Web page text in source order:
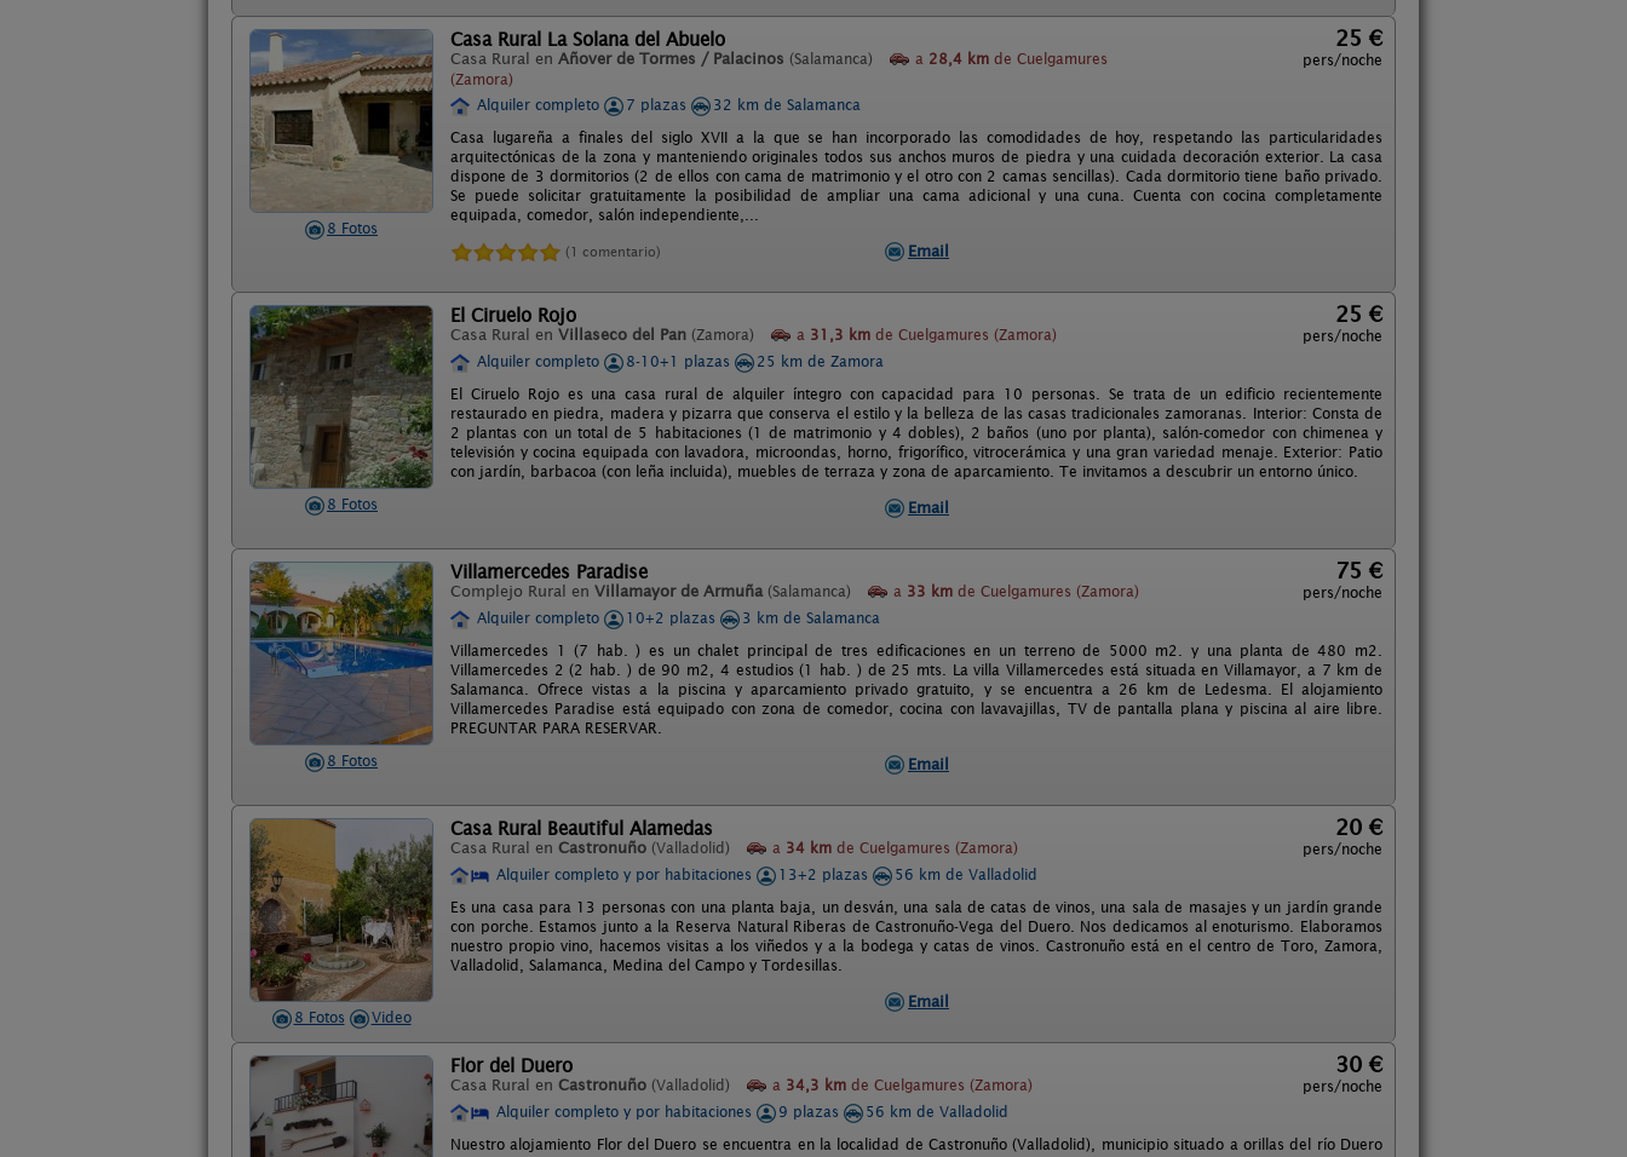
8 Fotos
Casa Rural La Solana del Abuelo
Casa Rural en Añover de Tormes / Palacinos (Salamanca) a 28,4 km de Cuelgamures
(Zamora)
25 €
pers/noche
Alquiler completo 7 plazas
32 km de Salamanca
Casa lugareña a finales del siglo XVII a la que se han incorporado las comodidades de hoy, respetando las particularidades
arquitectónicas de la zona y manteniendo originales todos sus anchos muros de piedra y una cuidada decoración exterior. La casa
dispone de 3 dormitorios (2 de ellos con cama de matrimonio y el otro con 2 camas sencillas). Cada dormitorio tiene baño privado.
Se puede solicitar gratuitamente la posibilidad de ampliar una cama adicional y una cuna. Cuenta con cocina completamente
equipada, comedor, salón independiente,...
(1 comentario) Email
8 Fotos
El Ciruelo Rojo
Casa Rural en Villaseco del Pan (Zamora) a 31,3 km de Cuelgamures (Zamora)
25 €
pers/noche
Alquiler completo
8-10+1 plazas
25 km de Zamora
El Ciruelo Rojo es una casa rural de alquiler íntegro con capacidad para 10 personas. Se trata de un edificio recientemente
restaurado en piedra, madera y pizarra que conserva el estilo y la belleza de las casas tradicionales zamoranas. Interior: Consta de
2 plantas con un total de 5 habitaciones (1 de matrimonio y 4 dobles), 2 baños (uno por planta), salón-comedor con chimenea y
televisión y cocina equipada con lavadora, microondas, horno, frigorífico, vitrocerámica y una gran variedad menaje. Exterior: Patio
con jardín, barbacoa (con leña incluida), muebles de terraza y zona de aparcamiento. Te invitamos a descubrir un entorno único.
Email
8 Fotos
Villamercedes Paradise
Complejo Rural en Villamayor de Armuña (Salamanca) a 33 km de Cuelgamures (Zamora)
75 €
pers/noche
Alquiler completo
10+2 plazas
3 km de Salamanca
Villamercedes 1 (7 hab. ) es un chalet principal de tres edificaciones en un terreno de 5000 m2. y una planta de 480 m2.
Villamercedes 2 (2 hab. ) de 90 m2, 4 estudios (1 hab. ) de 25 mts. La villa Villamercedes está situada en Villamayor, a 7 km de
Salamanca. Ofrece vistas a la piscina y aparcamiento privado gratuito, y se encuentra a 26 km de Ledesma. El alojamiento
Villamercedes Paradise está equipado con zona de comedor, cocina con lavavajillas, TV de pantalla plana y piscina al aire libre.
PREGUNTAR PARA RESERVAR.
Email
8 Fotos Video
Casa Rural Beautiful Alamedas
Casa Rural en Castronuño (Valladolid) a 34 km de Cuelgamures (Zamora)
20 €
pers/noche
Alquiler completo y por habitaciones
13+2 plazas
56 km de Valladolid
Es una casa para 13 personas con una planta baja, un desván, una sala de catas de vinos, una sala de masajes y un jardín grande
con porche. Estamos junto a la Reserva Natural Riberas de Castronuño-Vega del Duero. Nos dedicamos al enoturismo. Elaboramos
nuestro propio vino, hacemos visitas a los viñedos y a la bodega y catas de vinos. Castronuño está en el centro de Toro, Zamora,
Valladolid, Salamanca, Medina del Campo y Tordesillas.
Email
Flor del Duero
Casa Rural en Castronuño (Valladolid) a 34,3 km de Cuelgamures (Zamora)
30 €
pers/noche
Alquiler completo y por habitaciones
9 plazas
56 km de Valladolid
Nuestro alojamiento Flor del Duero se encuentra en la localidad de Castronuño (Valladolid), municipio situado a orillas del río Duero